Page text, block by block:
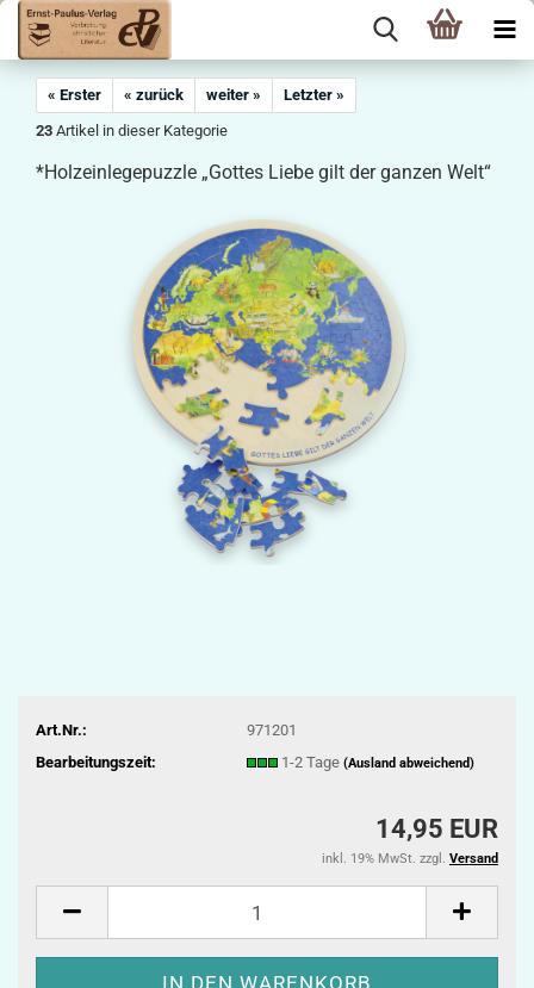
« Erster « zurück weiter »
Letzter »
23 Artikel in dieser Kategorie
*Holzeinlegepuzzle „Gottes Liebe gilt der ganzen Welt“
Art.Nr.:
971201
Bearbeitungszeit:
1-2 Tage (Ausland abweichend)
14,95 EUR
inkl. 19% MwSt. zzgl. Versand